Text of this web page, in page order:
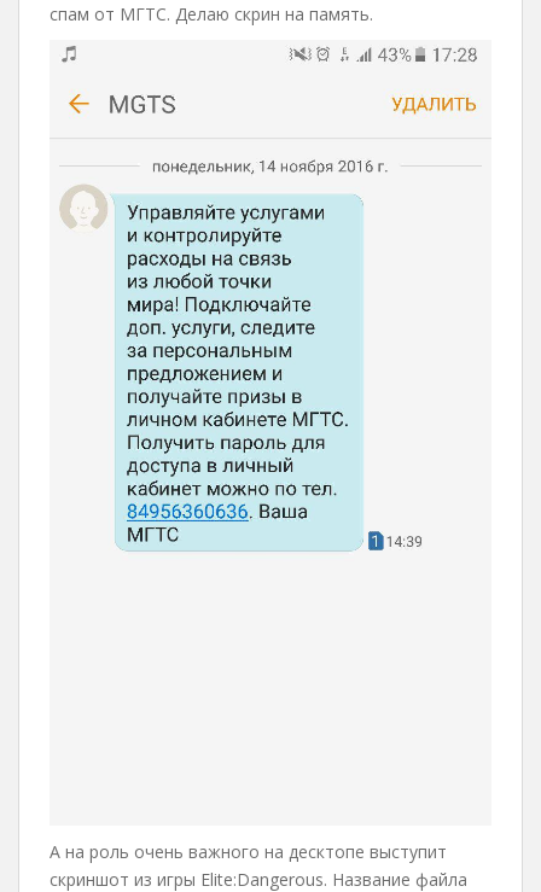
спам от МГТС. Делаю скрин на память.
А на роль очень важного на десктопе выступит
скриншот из игры Elite:Dangerous. Название файла